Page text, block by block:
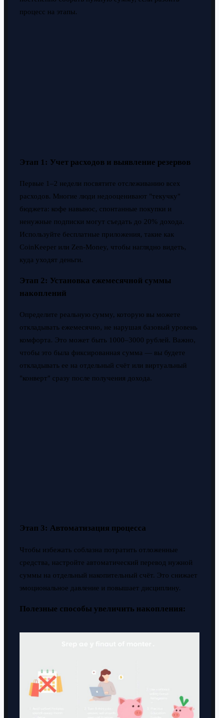
процесс на этапы.
Этап 1: Учет расходов и выявление резервов
Первые 1–2 недели посвятите отслеживанию всех
расходов. Многие люди недооценивают "текучку"
бюджета: кофе навынос, спонтанные покупки и
ненужные подписки могут съедать до 20% дохода.
Используйте бесплатные приложения, такие как
CoinKeeper или Zen-Money, чтобы наглядно видеть,
куда уходят деньги.
Этап 2: Установка ежемесячной суммы
накоплений
Определите реальную сумму, которую вы можете
откладывать ежемесячно, не нарушая базовый уровень
комфорта. Это может быть 1000–3000 рублей. Важно,
чтобы это была фиксированная сумма — вы будете
откладывать ее на отдельный счёт или виртуальный
"конверт" сразу после получения дохода.
Этап 3: Автоматизация процесса
Чтобы избежать соблазна потратить отложенные
средства, настройте автоматический перевод нужной
суммы на отдельный накопительный счёт. Это снижает
эмоциональное давление и повышает дисциплину.
Полезные способы увеличить накопления: